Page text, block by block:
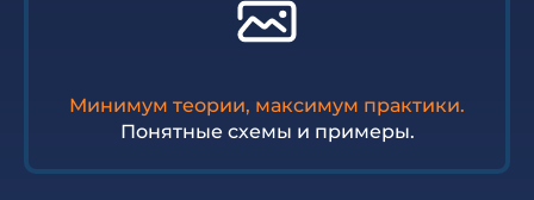
Минимум теории, максимум практики.
Понятные схемы и примеры.